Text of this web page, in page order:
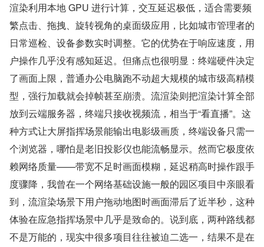
渲染利用本地 GPU 进行计算，交互延迟极低，适合需要频
繁点击、拖拽、旋转视角的桌面级应用，比如城市管理者的
日常巡检、设备参数实时调整。它的优势在于响应速度，用
户操作几乎没有感知延迟。但痛点也很明显：终端硬件决定
了画面上限，普通办公电脑跑不动超大规模的城市级高精模
型，强行加载就会掉帧甚至崩溃。流渲染则把渲染计算全部
放到云端服务器，终端只接收视频流，相当于“看直播”。这
种方式让大屏指挥场景能输出电影级画质，终端设备只需一
个浏览器，哪怕是老旧投影仪也能流畅显示。然而它极度依
赖网络质量——带宽不足时画面模糊，延迟稍高时操作跟手
度骤降，我曾在一个网络基础设施一般的园区项目中亲眼看
到，流渲染场景下用户拖动地图时画面滞后了近半秒，这种
体验在应急指挥场景中几乎是致命的。说到底，两种路线都
不是万能的，现实中很多项目往往被迫二选一，结果不是在